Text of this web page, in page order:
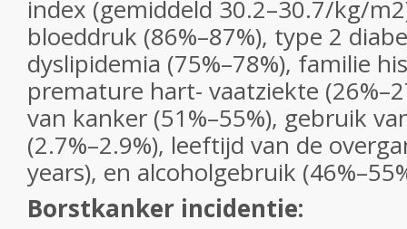
index (gemiddeld 30.2–30.7/kg/m2
bloeddruk (86%–87%), type 2
dyslipidemia (75%–78%), familie
premature hart- vaatziekte
van kanker (51%–55%), gebruik
(2.7%–2.9%), leeftijd van de
years), en alcoholgebruik
Borstkanker incidentie: